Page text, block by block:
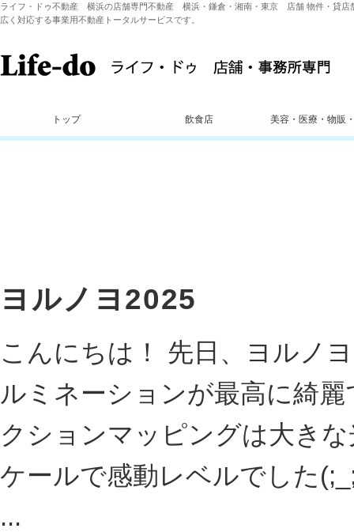
ライフ・ドゥ不動産 横浜の店舗専門不動産 横浜・鎌倉・湘南・東京 店舗 物件・貸店
広く対応する事業用不動産トータルサービスです。
トップ 飲食店 美容・医療・物販
ヨルノヨ2025
こんにちは！ 先日、ヨルノ
ルミネーションが最高に綺
クションマッピングは大き
ケールで感動レベルでした
...